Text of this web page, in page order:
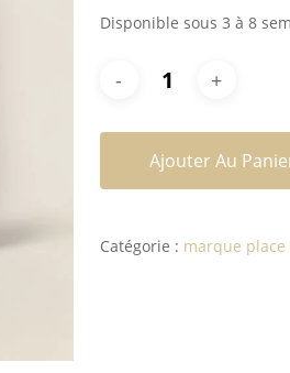
Disponible sous 3 à 8
Ajouter Au
Catégorie : marque place